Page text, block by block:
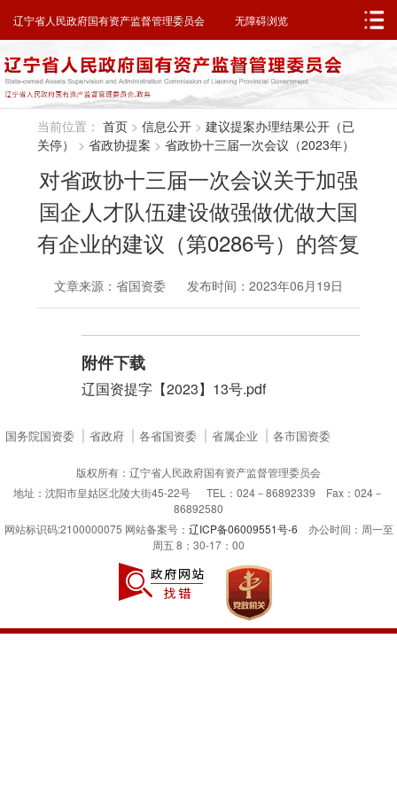
辽宁省人民政府 邮箱系统 无障碍浏览
辽宁省人民政府国有资产监督管理委员会 无障碍浏览
当前位置： 首页 > 信息公开 > 建议提案办理结果公开（已
关停）
> 省政协提案 > 省政协十三届一次会议（2023年）
对省政协十三届一次会议关于加强
国企人才队伍建设做强做优做大国
有企业的建议（第0286号）的答复
文章来源：省国资委 发布时间：2023年06月19日
附件下载
辽国资提字【2023】13号.pdf
国务院国资委 省政府 各省国资委 省属企业 各市国资委
版权所有：辽宁省人民政府国有资产监督管理委员会
地址：沈阳市皇姑区北陵大街45-22号 TEL：024－86892339 Fax：024－
86892580
网站标识码:2100000075 网站备案号： 辽ICP备06009551号-6 办公时间：周一至
周五 8：30-17：00